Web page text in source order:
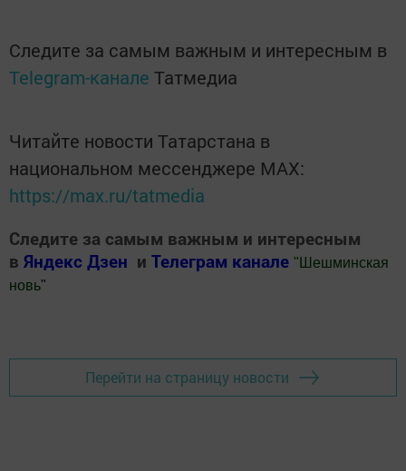
Следите за самым важным и интересным в
Telegram-канале Татмедиа
Читайте новости Татарстана в
национальном мессенджере MАХ:
https://max.ru/tatmedia
Следите за самым важным и интересным
в Яндекс Дзен и Телеграм канале " Шешминская
новь"
Перейти на страницу новости